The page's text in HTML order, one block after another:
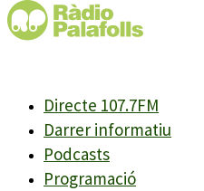
Directe 107.7FM
Darrer informatiu
Podcasts
Programació